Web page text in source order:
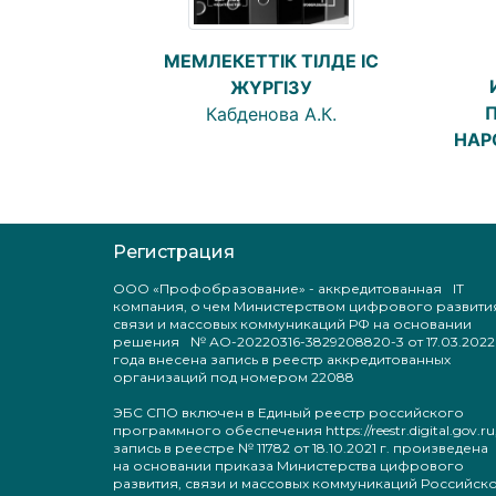
МЕМЛЕКЕТТІК ТІЛДЕ ІС
ЖҮРГІЗУ
Кабденова А.К.
Регистрация
ООО «Профобразование» - аккредитованная IT
компания, о чем Министерством цифрового
связи и массовых коммуникаций РФ на основании
решения № АО-20220316-3829208820-3 от 17.03.2022
года внесена запись в реестр аккредитованных
организаций под номером 22088
ЭБС СПО включен в Единый реестр российского
программного обеспечения https://reestr.digital.gov.ru,
запись в реестре № 11782 от 18.10.2021 г. произведена
на основании приказа Министерства цифрового
развития, связи и массовых коммуникаций